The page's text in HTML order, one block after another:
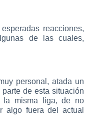
reacciones,
de las cuales,
personal, atada un
de esta situación
la misma liga, de no
algo fuera del actual